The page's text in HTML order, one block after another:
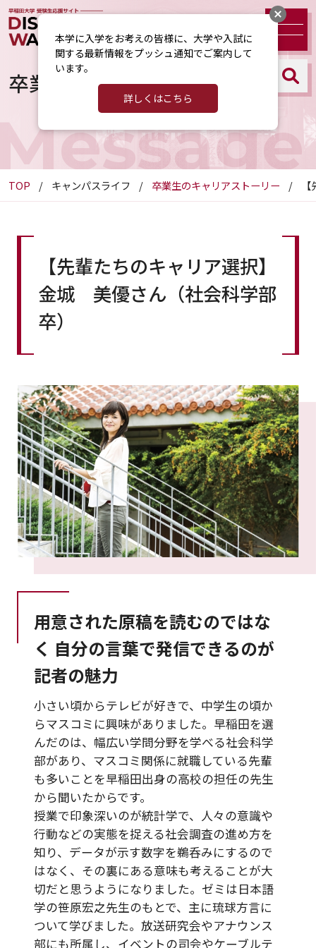
卒業生のキャリアストーリー
TOP キャンパスライフ 卒業生のキャリアストーリー
【先輩たちのキャリア選択】
金城 美優さん（社会科学部
卒）
用意された原稿を読むのではな
く 自分の言葉で発信できるのが
記者の魅力
小さい頃からテレビが好きで、中学生の頃か
らマスコミに興味がありました。早稲田を選
んだのは、幅広い学問分野を学べる社会科学
部があり、マスコミ関係に就職している先輩
も多いことを早稲田出身の高校の担任の先生
から聞いたからです。
授業で印象深いのが統計学で、人々の意識や
行動などの実態を捉える社会調査の進め方を
知り、データが示す数字を鵜呑みにするので
はなく、その裏にある意味も考えることが大
切だと思うようになりました。ゼミは日本語
学の笹原宏之先生のもとで、主に琉球方言に
ついて学びました。放送研究会やアナウンス
部にも所属し、イベントの司会やケーブルテ
本学に入学をお考えの皆様に、大学や入試に
関する最新情報をプッシュ通知でご案内して
います。
詳しくはこちら